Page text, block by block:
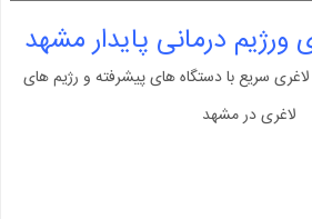
ورژیم درمانی پایدار مشهد
سریع با دستگاه های پیشرفته و رژیم های
لاغری در مشهد